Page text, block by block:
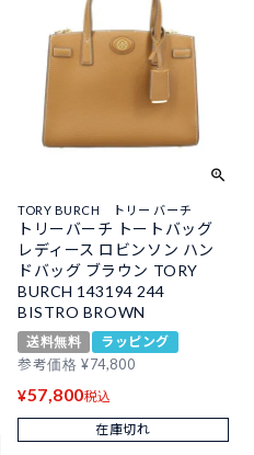
TORY BURCH トリー バーチ
トリーバーチ トートバッグ
レディース ロビンソン ハン
ドバッグ ブラウン TORY
BURCH 143194 244
BISTRO BROWN
送料無料
ラッピング
参考価格 ¥74,800
¥57,800税込
在庫切れ